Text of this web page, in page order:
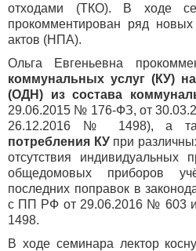
отходами (ТКО). В ходе
прокомментирован ряд
актов (НПА).
Ольга Евгеньевна
коммунальных услуг (КУ)
(ОДН) из состава
29.06.2015 № 176-ФЗ, от
26.12.2016 № 1498), а
потребления КУпри
отсутствия
общедомовых приборов
последних поправок в
с ПП РФ от 29.06.2016 № 603
1498.
В ходе семинара лектор